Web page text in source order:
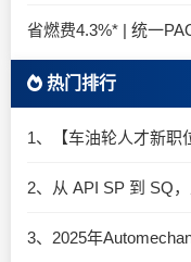
省燃费4.3%* | 统一
热门排行
1、【车油轮人才新职